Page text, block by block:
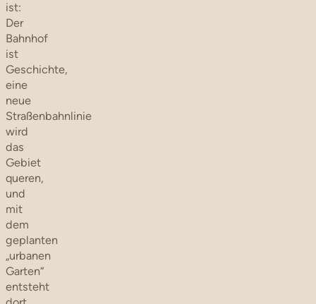
ist:
Der
Bahnhof
ist
Geschichte,
eine
neue
Straßenbahnlinie
wird
das
Gebiet
queren,
und
mit
dem
geplanten
„urbanen
Garten“
entsteht